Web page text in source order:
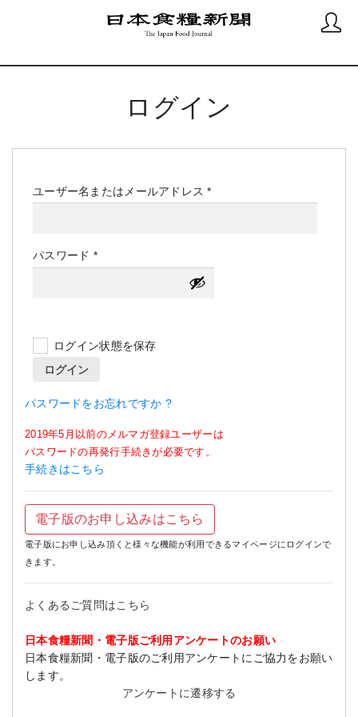
ログイン
ユーザー名またはメールアドレス*必
パスワード *必
須
ログイン状態を保存
ログイン
パスワードをお忘れですか ?
2019年5月以前のメルマガ登録ユーザーは
パスワードの再発行手続きが必要です。
手続きはこちら
電子版のお申し込みはこちら
電子版にお申し込み頂くと様々な機能が利用できるマイページにログインで
きます。
よくあるご質問はこちら
日本食糧新聞・電子版ご利用アンケートのお願い
日本食糧新聞・電子版のご利用アンケートにご協力をお願い
します。
アンケートに遷移する